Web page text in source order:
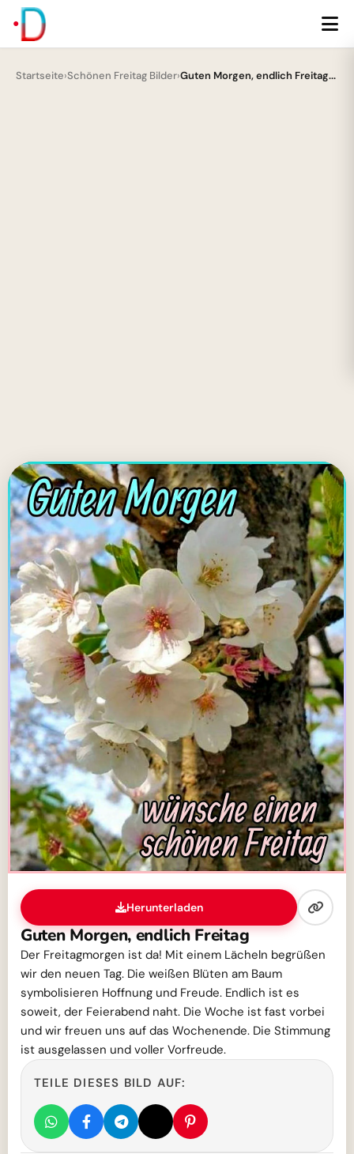
Startseite›Schönen Freitag Bilder›Guten Morgen, endlich Freitag...
Herunterladen
Guten Morgen, endlich Freitag
Der Freitagmorgen ist da! Mit einem Lächeln begrüßen
wir den neuen Tag. Die weißen Blüten am Baum
symbolisieren Hoffnung und Freude. Endlich ist es
soweit, der Feierabend naht. Die Woche ist fast vorbei
und wir freuen uns auf das Wochenende. Die Stimmung
ist ausgelassen und voller Vorfreude.
TEILE DIESES BILD AUF: